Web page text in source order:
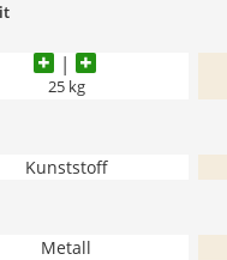
25 kg
Kunststoff
Metall